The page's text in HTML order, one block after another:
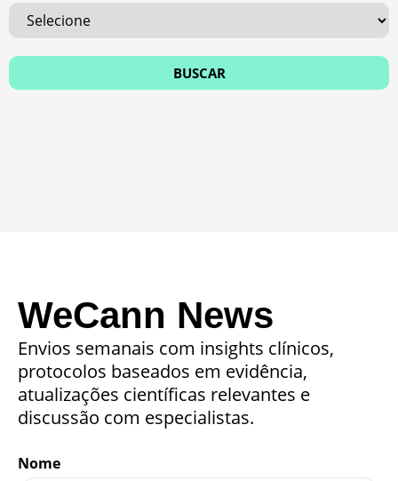
WeCann News
Envios semanais com insights clínicos,
protocolos baseados em evidência,
atualizações científicas relevantes e
discussão com especialistas.
Nome